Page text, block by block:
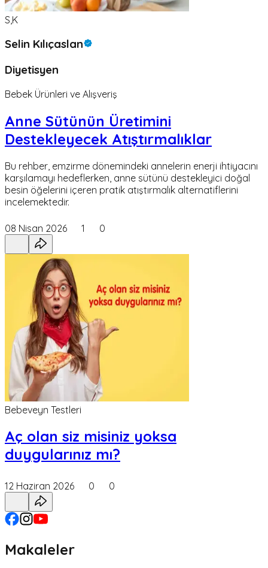
S,K
Selin Kılıçaslan
Diyetisyen
Bebek Ürünleri ve Alışveriş
Anne Sütünün Üretimini
Destekleyecek Atıştırmalıklar
Bu rehber, emzirme dönemindeki annelerin enerji ihtiyacını
karşılamayı hedeflerken, anne sütünü destekleyici doğal
besin öğelerini içeren pratik atıştırmalık alternatiflerini
incelemektedir.
08 Nisan 2026 1 0
Bebeveyn Testleri
Aç olan siz misiniz yoksa
duygularınız mı?
12 Haziran 2026 0 0
Makaleler